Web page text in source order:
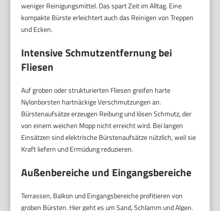
weniger Reinigungsmittel. Das spart Zeit im Alltag. Eine
kompakte Bürste erleichtert auch das Reinigen von Treppen
und Ecken.
Intensive Schmutzentfernung bei
Fliesen
Auf groben oder strukturierten Fliesen greifen harte
Nylonborsten hartnäckige Verschmutzungen an.
Bürstenaufsätze erzeugen Reibung und lösen Schmutz, der
von einem weichen Mopp nicht erreicht wird. Bei langen
Einsätzen sind elektrische Bürstenaufsätze nützlich, weil sie
Kraft liefern und Ermüdung reduzieren.
Außenbereiche und Eingangsbereiche
Terrassen, Balkon und Eingangsbereiche profitieren von
groben Bürsten. Hier geht es um Sand, Schlamm und Algen.